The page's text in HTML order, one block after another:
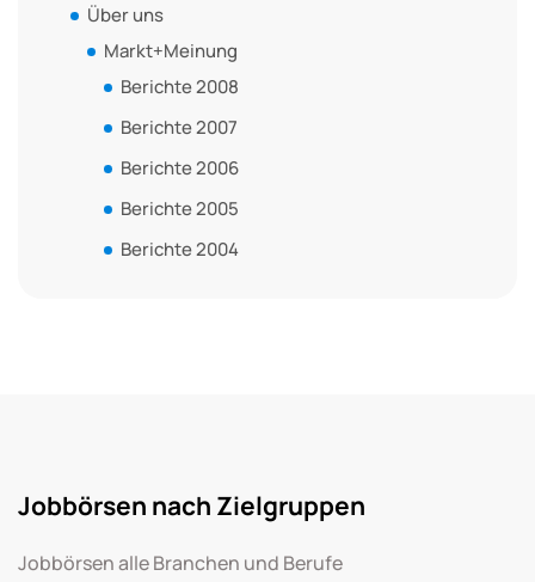
Über uns
Markt+Meinung
Berichte 2008
Berichte 2007
Berichte 2006
Berichte 2005
Berichte 2004
Jobbörsen nach Zielgruppen
Jobbörsen alle Branchen und Berufe